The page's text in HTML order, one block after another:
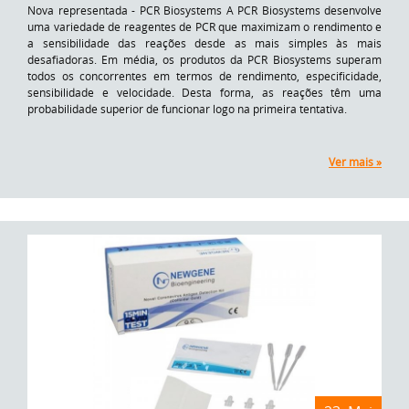
Nova representada - PCR Biosystems A PCR Biosystems desenvolve
uma variedade de reagentes de PCR que maximizam o rendimento e
a sensibilidade das reações desde as mais simples às mais
desafiadoras. Em média, os produtos da PCR Biosystems superam
todos os concorrentes em termos de rendimento, especificidade,
sensibilidade e velocidade. Desta forma, as reações têm uma
probabilidade superior de funcionar logo na primeira tentativa.
Ver mais »